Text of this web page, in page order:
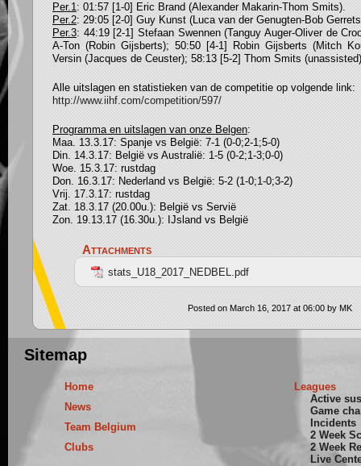
Per.1: 01:57 [1-0] Eric Brand (Alexander Makarin-Thom Smits).
Per.2: 29:05 [2-0] Guy Kunst (Luca van der Genugten-Bob
Per.3: 44:19 [2-1] Stefaan Swennen (Tanguy Auger-Oliver de
A-Ton (Robin Gijsberts); 50:50 [4-1] Robin Gijsberts (Mitch
Versin (Jacques de Ceuster); 58:13 [5-2] Thom Smits
Alle uitslagen en statistieken van de competitie op volgende link:
http://www.iihf.com/competition/597/
Programma en uitslagen van onze Bel gen:
Maa. 13.3.17: Spanje vs België: 7-1 (0-0;2-1;5-0)
Din. 14.3.17: België vs Australië: 1-5 (0-2;1-3;0-0)
Woe. 15.3.17: rustdag
Don. 16.3.17: Nederland vs België: 5-2 (1-0;1-0;3-2)
Vrij. 17.3.17: rustdag
Zat. 18.3.17 (20.00u.): België vs Servië
Zon. 19.13.17 (16.30u.): IJsland vs België
Attachments
stats_U18_2017_NEDBEL.pdf
Posted on March 16, 2017 at 06:00 by MK
Sitemap
Home
News
Team Belgium
Clubs
Leagues
Active
Game
Incidents
2 Week
2 Week
Live